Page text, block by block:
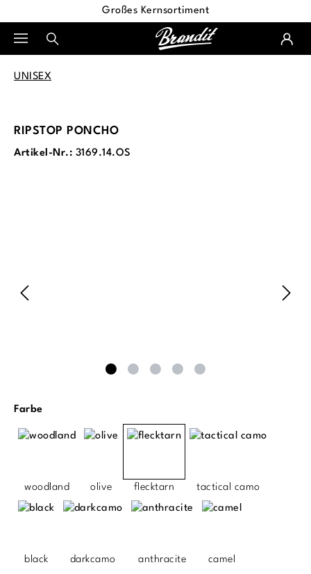
Großes Kernsortiment
UNISEX
RIPSTOP PONCHO
Artikel-Nr.: 3169.14.OS
Farbeauswählen
woodland olive flecktarn tactical camo
black darkcamo anthracite camel